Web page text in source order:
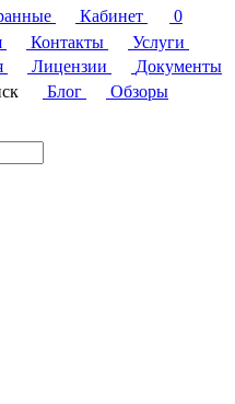
Кабинет
0
Контакты
Услуги
Лицензии
Документы
Блог
Обзоры